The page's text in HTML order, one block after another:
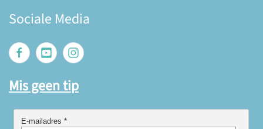
Sociale Media
Mis geen tip